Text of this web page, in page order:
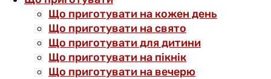
Що приготувати на кожен день
Що приготувати на свято
Що приготувати для дитини
Що приготувати на пікнік
Що приготувати на вечерю